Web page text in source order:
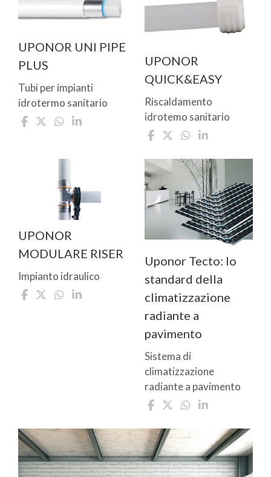
UPONOR UNI PIPE
PLUS
Tubi per impianti
idrotermo sanitario
UPONOR
QUICK&EASY
Riscaldamento
idrotemo sanitario
UPONOR
MODULARE RISER
Impianto idraulico
Uponor Tecto: lo
standard della
climatizzazione
radiante a
pavimento
Sistema di
climatizzazione
radiante a pavimento